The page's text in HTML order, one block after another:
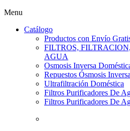
Menu
Catálogo
Productos con Envío
FILTROS,
AGUA
Osmosis Inversa
Repuestos Ósmosis
Ultrafiltración Doméstica
Filtros Purificadores De
Filtros Purificadores De